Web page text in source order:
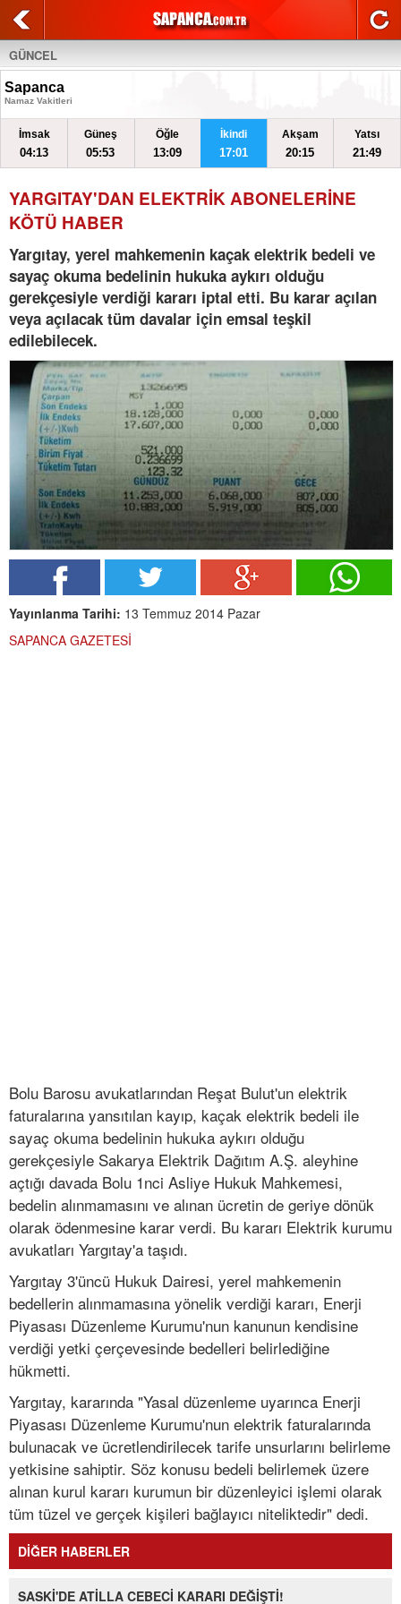
GÜNCEL
Sapanca
Namaz Vakitleri
İmsak
04:13
Güneş
05:53
Öğle
13:09
İkindi
17:01
Akşam
20:15
Yatsı
21:49
YARGITAY'DAN ELEKTRİK ABONELERİNE
KÖTÜ HABER
Yargıtay, yerel mahkemenin kaçak elektrik bedeli ve
sayaç okuma bedelinin hukuka aykırı olduğu
gerekçesiyle verdiği kararı iptal etti. Bu karar açılan
veya açılacak tüm davalar için emsal teşkil
edilebilecek.
Yayınlanma Tarihi: 13 Temmuz 2014 Pazar
SAPANCA GAZETESİ
Bolu Barosu avukatlarından Reşat Bulut'un elektrik
faturalarına yansıtılan kayıp, kaçak elektrik bedeli ile
sayaç okuma bedelinin hukuka aykırı olduğu
gerekçesiyle Sakarya Elektrik Dağıtım A.Ş. aleyhine
açtığı davada Bolu 1nci Asliye Hukuk Mahkemesi,
bedelin alınmamasını ve alınan ücretin de geriye dönük
olarak ödenmesine karar verdi. Bu kararı Elektrik kurumu
avukatları Yargıtay'a taşıdı.
Yargıtay 3'üncü Hukuk Dairesi, yerel mahkemenin
bedellerin alınmamasına yönelik verdiği kararı, Enerji
Piyasası Düzenleme Kurumu'nun kanunun kendisine
verdiği yetki çerçevesinde bedelleri belirlediğine
hükmetti.
Yargıtay, kararında "Yasal düzenleme uyarınca Enerji
Piyasası Düzenleme Kurumu'nun elektrik faturalarında
bulunacak ve ücretlendirilecek tarife unsurlarını belirleme
yetkisine sahiptir. Söz konusu bedeli belirlemek üzere
alınan kurul kararı kurumun bir düzenleyici işlemi olarak
tüm tüzel ve gerçek kişileri bağlayıcı niteliktedir" dedi.
DİĞER HABERLER
SASKİ'DE ATİLLA CEBECİ KARARI DEĞİŞTİ!